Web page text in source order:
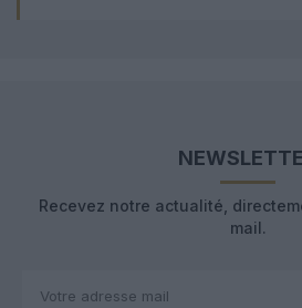
Recevez notre actualité,
mail.